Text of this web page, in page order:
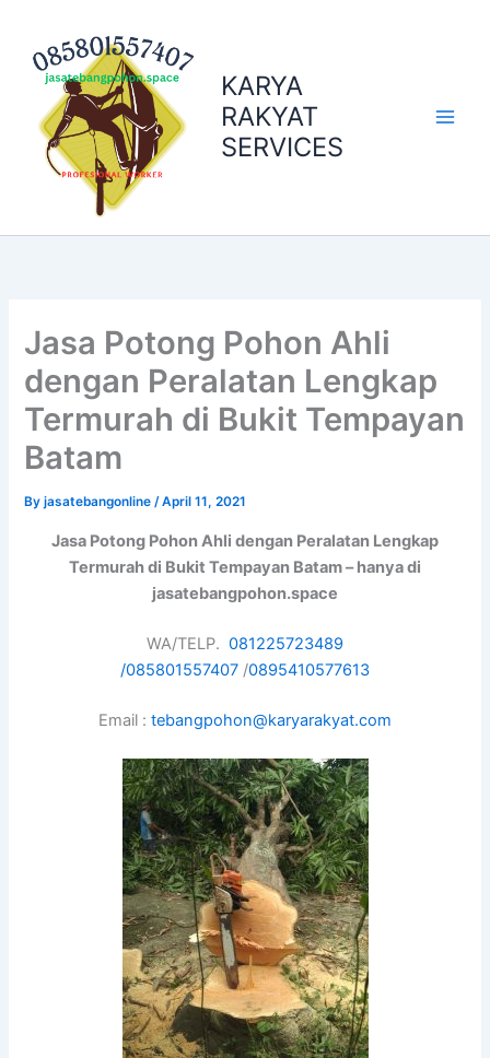
content
KARYA
RAKYAT
SERVICES
Jasa Potong Pohon Ahli
dengan Peralatan Lengkap
Termurah di Bukit Tempayan
Batam
Byjasatebangonline/April 11, 2021
Jasa Potong Pohon Ahli dengan Peralatan Lengkap
Termurah di Bukit Tempayan Batam – hanya di
jasatebangpohon.space
WA/TELP. 081225723489
/085801557407 /0895410577613
Email : tebangpohon@karyarakyat.com